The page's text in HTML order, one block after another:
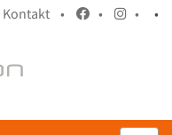
Kontakt • • • •